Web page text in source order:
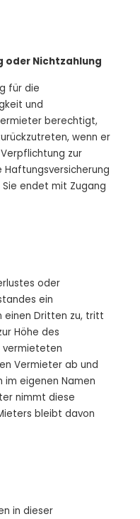
oder Nichtzahlung
für die
und
berechtigt,
wenn er
zur
Haftungsversicherung
endet mit Zugang
oder
ein
einen Dritten zu, tritt
Höhe des
vermieteten
Vermieter ab und
im eigenen Namen
nimmt diese
bleibt davon
in dieser